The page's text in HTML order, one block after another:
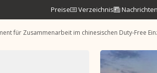
Preise Verzeichnis Nachrichten
für Zusammenarbeit im chinesischen Duty-Free